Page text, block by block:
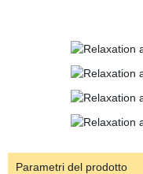
Parametri del prodotto